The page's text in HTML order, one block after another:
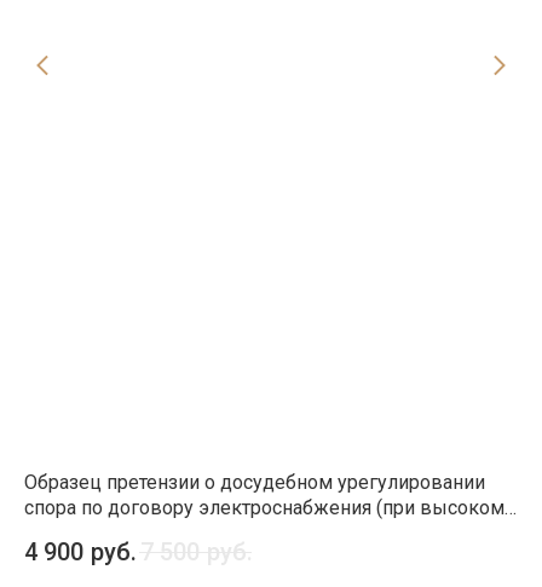
Образец претензии о досудебном урегулировании
спора по договору электроснабжения (при высоком
4 900 руб.